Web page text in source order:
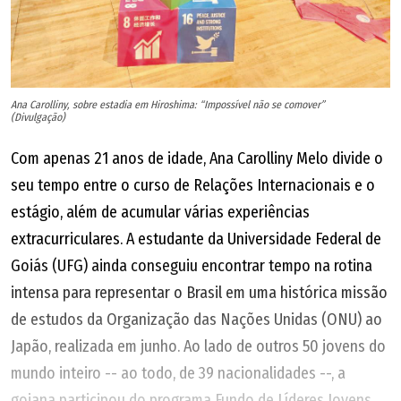
Ana Carolliny, sobre estadia em Hiroshima: “Impossível não se comover”
(Divulgação)
Com apenas 21 anos de idade, Ana Carolliny Melo divide o
seu tempo entre o curso de Relações Internacionais e o
estágio, além de acumular várias experiências
extracurriculares. A estudante da Universidade Federal de
Goiás (UFG) ainda conseguiu encontrar tempo na rotina
intensa para representar o Brasil em uma histórica missão
de estudos da Organização das Nações Unidas (ONU) ao
Japão, realizada em junho. Ao lado de outros 50 jovens do
mundo inteiro -- ao todo, de 39 nacionalidades --, a